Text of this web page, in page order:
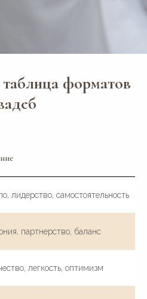
форматов
лидерство, самостоятельность
партнерство, баланс
легкость, оптимизм